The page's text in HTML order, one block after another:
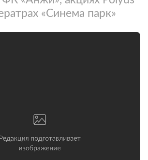
«Синема парк»